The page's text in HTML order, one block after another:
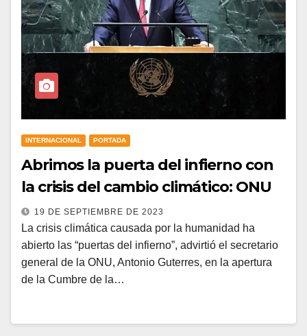
INTERNACIONAL PORTADA
Abrimos la puerta del infierno con
la crisis del cambio climático: ONU
19 DE SEPTIEMBRE DE 2023
La crisis climática causada por la humanidad ha
abierto las “puertas del infierno”, advirtió el secretario
general de la ONU, Antonio Guterres, en la apertura
de la Cumbre de la…